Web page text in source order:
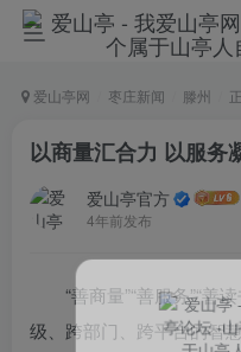
爱山亭网 枣庄新闻 滕州
以商量汇合力 以服务
爱山亭官方
4年前发布
“善商量”“善服务”“善
级、跨部门、跨平台的智